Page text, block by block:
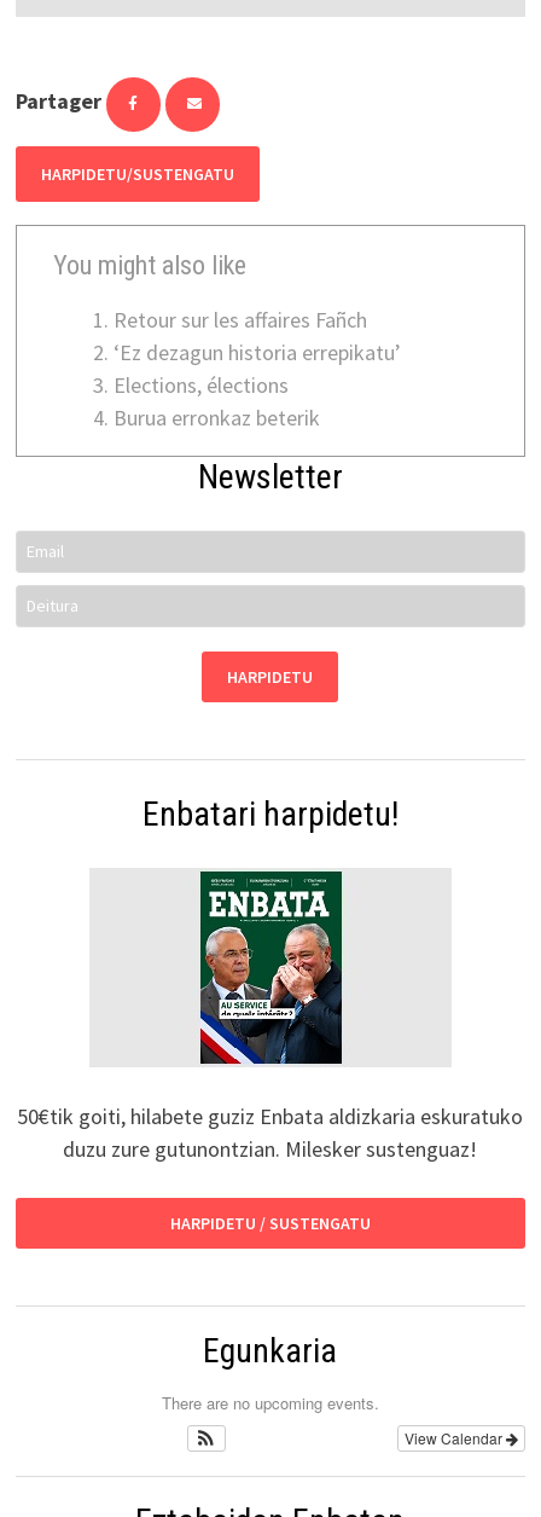
Partager
HARPIDETU/SUSTENGATU
You might also like
Retour sur les affaires Fañch
‘Ez dezagun historia errepikatu’
Elections, élections
Burua erronkaz beterik
Newsletter
Enbatari harpidetu!
50€tik goiti, hilabete guziz Enbata aldizkaria eskuratuko
duzu zure gutunontzian. Milesker sustenguaz!
HARPIDETU / SUSTENGATU
Egunkaria
There are no upcoming events.
View Calendar